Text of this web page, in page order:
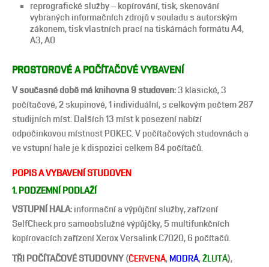
reprografické služby – kopírování, tisk, skenování
vybraných informačních zdrojů v souladu s autorským
zákonem, tisk vlastních prací na tiskárnách formátu A4,
A3, A0
PROSTOROVÉ A POČÍTAČOVÉ VYBAVENÍ
V současné době má knihovna 9 studoven:3 klasické, 3
počítačové, 2 skupinové, 1 individuální, s celkovým počtem 287
studijních míst. Dalších 13 míst k posezení nabízí
odpočinkovou místnost POKEC. V počítačových studovnách a
ve vstupní hale je k dispozici celkem 84 počítačů.
POPIS A VYBAVENÍ STUDOVEN
1. PODZEMNÍ PODLAŽÍ
VSTUPNÍ HALA: informační a výpůjční služby, zařízení
SelfCheck pro samoobslužné výpůjčky, 5 multifunkčních
kopírovacích zařízení Xerox Versalink C7020, 6 počítačů.
TŘI POČÍTAČOVÉ STUDOVNY(ČERVENÁ,MODRÁ,ŽLUTÁ),